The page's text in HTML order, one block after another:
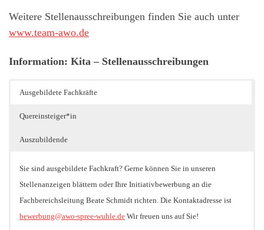
Weitere Stellenausschreibungen finden Sie auch unter
www.team-awo.de
Information: Kita – Stellenausschreibungen
Ausgebildete Fachkräfte
Quereinsteiger*in
Auszubildende
Sie sind ausgebildete Fachkraft? Gerne können Sie in unseren
Stellenanzeigen blättern oder Ihre Initiativbewerbung an die
Fachbereichsleitung Beate Schmidt richten. Die Kontaktadresse ist
bewerbung@awo-spree-wuhle.de Wir freuen uns auf Sie!